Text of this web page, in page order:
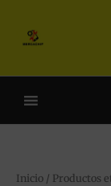
contenido
Inicio / Productos